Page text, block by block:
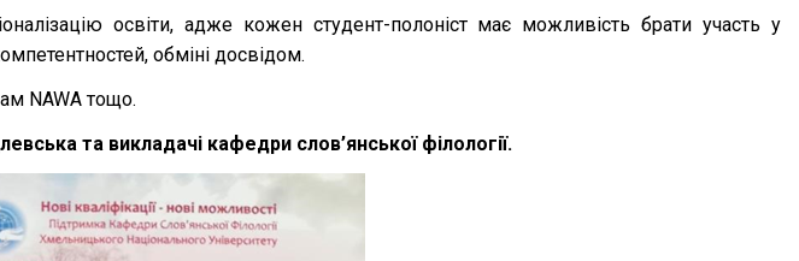
освіти, адже кожен студент-полоніст має можливість брати участь у
обміні досвідом.
NAWA тощо.
та викладачі кафедри слов’янської філології.